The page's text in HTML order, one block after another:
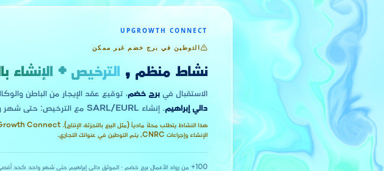
UPGROWTH CONNECT
التوطين في برج خضم غير ممكن
نشاط منظم , الترخيص + الإنشاء
الاستقبال في برج خضم، توقيع عقد الإيجار من الباطن
دالي إبراهيم. إنشاء SARL/EURL مع الترخيص: حتى شهر واحد كحد أقصى.
الإنشاء وإجراءات CNRC, يتم التوطين في عنوانك التجاري.
100+ من رواد الأعمال · برج خضم · الموثق دالي إبراهيم · حتى شهر واحد كحد